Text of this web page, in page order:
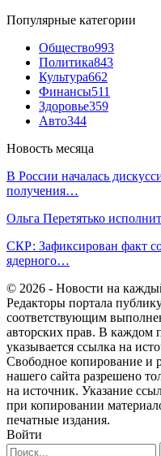
Популярные категории
Общество993
Политика843
Культура662
Финансы511
Здоровье359
Авто344
Новость месяца
В России началась
получения…
Ольга Перетятько
СКР: Зафиксирован факт
ядерного…
© 2026 - Новости на
Редакторы портала
соответствующим
авторских прав. В каждом
указывается ссылка на
Свободное копирование и
нашего сайта разрешено
на источник. Указание
при копировании
печатные издания.
Войти